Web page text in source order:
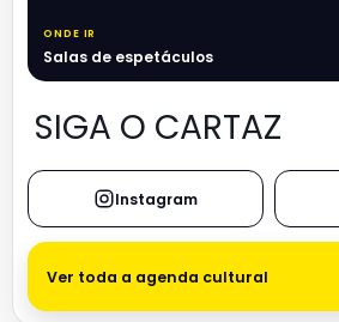
ONDE IR
Salas de espetáculos
SIGA O CARTAZ
Instagram
Ver toda a agenda cultural